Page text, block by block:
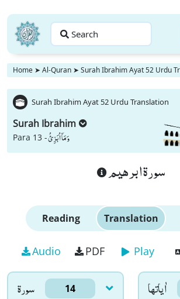
Search
Home ➤ Al-Quran ➤ Surah Ibrahim Ayat 52 Urdu
Surah Ibrahim Ayat 52 Urdu Translation
Surah Ibrahim
Para 13 -وَ مَاۤ اُبَرِّئُ
سورة ابرهيم
Reading Translation
Audio PDF Play
سورۃ 14 اٰياتها